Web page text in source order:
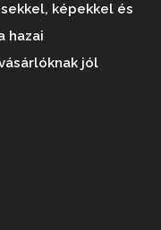
képekkel és
hazai
jól